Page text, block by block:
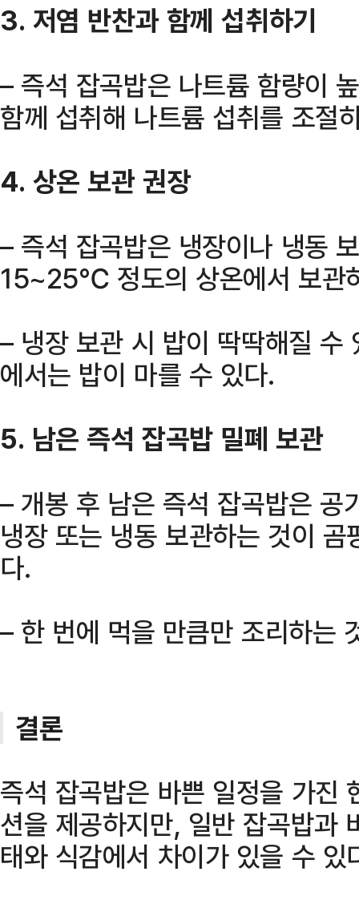
3. 저염 반찬과 함께 섭취하기
– 즉석 잡곡밥은 나트륨 함량이
함께 섭취해 나트륨 섭취를 조절
4. 상온 보관 권장
– 즉석 잡곡밥은 냉장이나 냉동
15~25℃ 정도의 상온에서 보관
– 냉장 보관 시 밥이 딱딱해질 수
에서는 밥이 마를 수 있다.
5. 남은 즉석 잡곡밥 밀폐 보관
– 개봉 후 남은 즉석 잡곡밥은 공
냉장 또는 냉동 보관하는 것이
다.
– 한 번에 먹을 만큼만 조리하는
결론
즉석 잡곡밥은 바쁜 일정을 가진
션을 제공하지만, 일반 잡곡밥과
태와 식감에서 차이가 있을 수 있